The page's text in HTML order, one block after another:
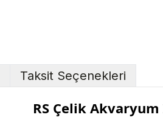
Taksit Seçenekleri
RS Çelik Akvaryum